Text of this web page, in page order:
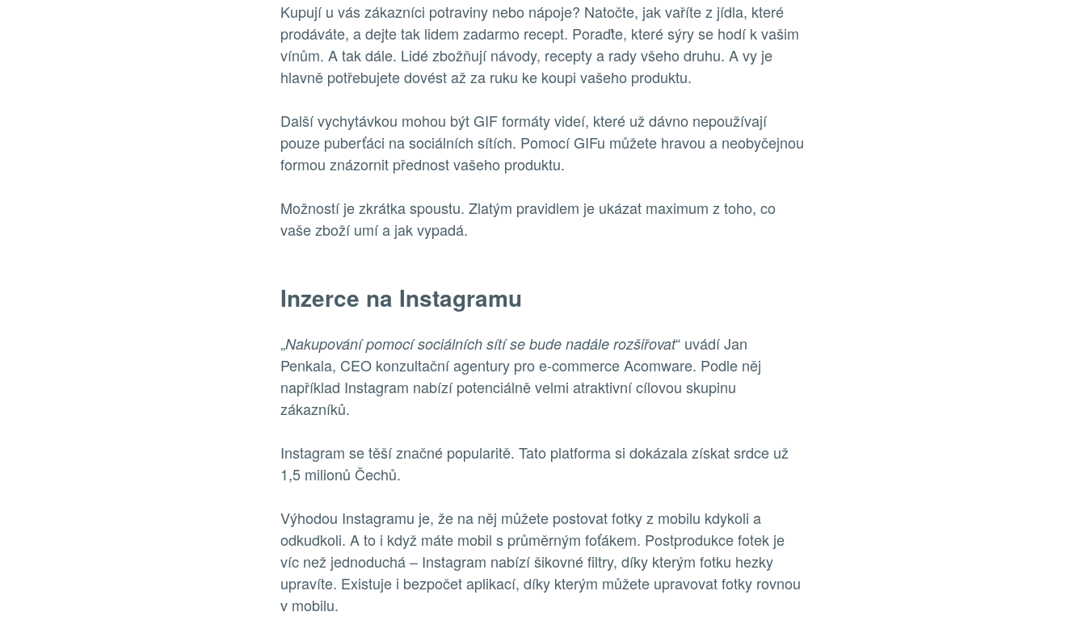
Kupují u vás zákazníci potraviny nebo nápoje? Natočte, jak vaříte z jídla, které
prodáváte, a dejte tak lidem zadarmo recept. Poraďte, které sýry se hodí k vašim
vínům. A tak dále. Lidé zbožňují návody, recepty a rady všeho druhu. A vy je
hlavně potřebujete dovést až za ruku ke koupi vašeho produktu.
Další vychytávkou mohou být GIF formáty videí, které už dávno nepoužívají
pouze puberťáci na sociálních sítích. Pomocí GIFu můžete hravou a neobyčejnou
formou znázornit přednost vašeho produktu.
Možností je zkrátka spoustu. Zlatým pravidlem je ukázat maximum z toho, co
vaše zboží umí a jak vypadá.
Inzerce na Instagramu
„Nakupování pomocí sociálních sítí se bude nadále rozšiřovat“ uvádí Jan
Penkala, CEO konzultační agentury pro e-commerce Acomware. Podle něj
například Instagram nabízí potenciálně velmi atraktivní cílovou skupinu
zákazníků.
Instagram se těší značné popularitě. Tato platforma si dokázala získat srdce už
1,5 milionů Čechů.
Výhodou Instagramu je, že na něj můžete postovat fotky z mobilu kdykoli a
odkudkoli. A to i když máte mobil s průměrným foťákem. Postprodukce fotek je
víc než jednoduchá – Instagram nabízí šikovné filtry, díky kterým fotku hezky
upravíte. Existuje i bezpočet aplikací, díky kterým můžete upravovat fotky rovnou
v mobilu.